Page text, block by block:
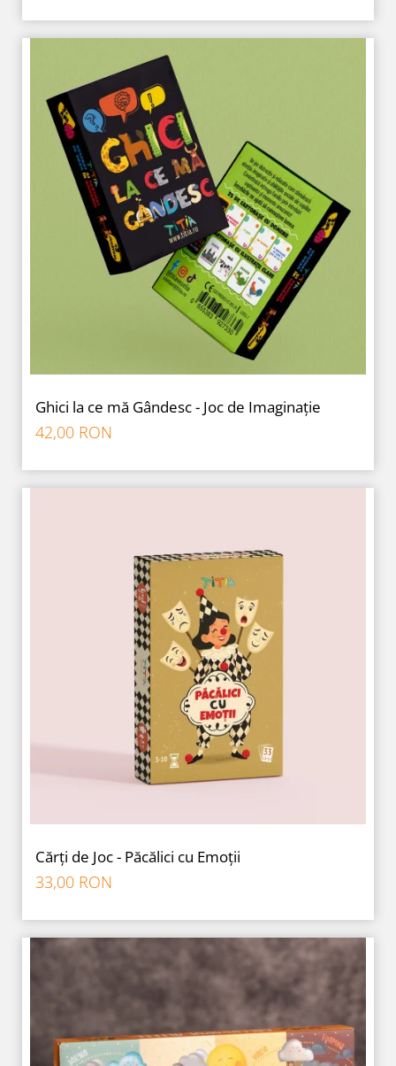
Ghici la ce mă Gândesc - Joc de Imaginație
42,00 RON
Cărți de Joc - Păcălici cu Emoții
33,00 RON